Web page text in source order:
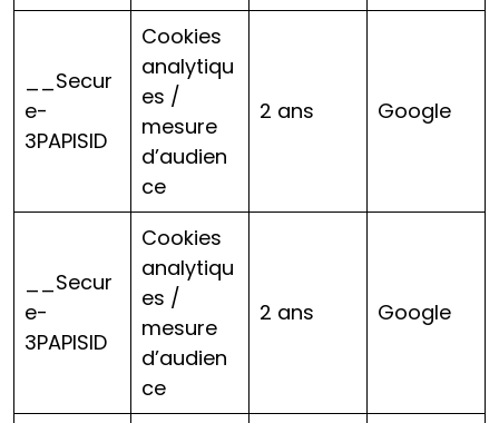
__Secur
e-
3PAPISID
Cookies
analytiqu
es /
mesure
d’audien
ce
2 ans Google
__Secur
e-
3PAPISID
Cookies
analytiqu
es /
mesure
d’audien
ce
2 ans Google